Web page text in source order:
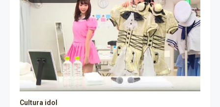
Cultura idol